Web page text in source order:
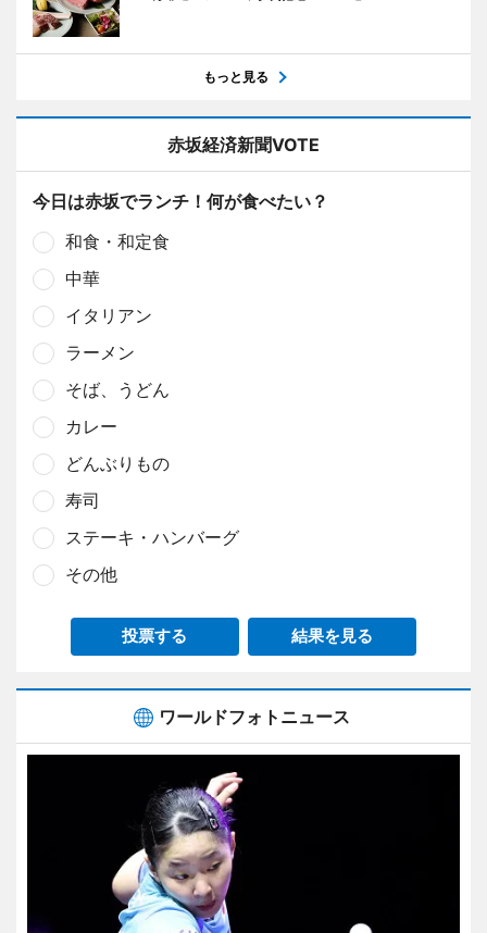
もっと見る
赤坂経済新聞VOTE
今日は赤坂でランチ！何が食べたい？
和食・和定食
中華
イタリアン
ラーメン
そば、うどん
カレー
どんぶりもの
寿司
ステーキ・ハンバーグ
その他
投票する 結果を見る
ワールドフォトニュース